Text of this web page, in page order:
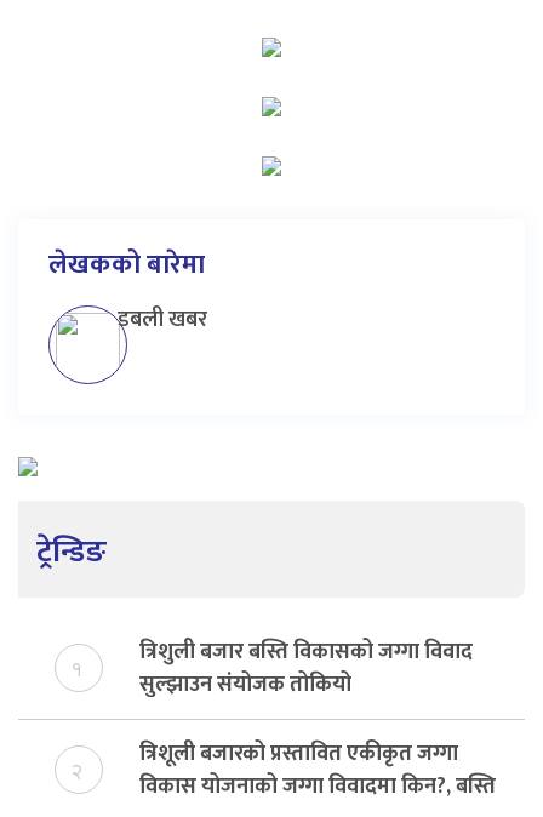
लेखकको बारेमा
डबली खबर
ट्रेन्डिङ
१
त्रिशुली बजार बस्ति विकासको जग्गा विवाद
सुल्झाउन संयोजक तोकियो
२
त्रिशूली बजारको प्रस्तावित एकीकृत जग्गा
विकास योजनाको जग्गा विवादमा किन?, बस्ति